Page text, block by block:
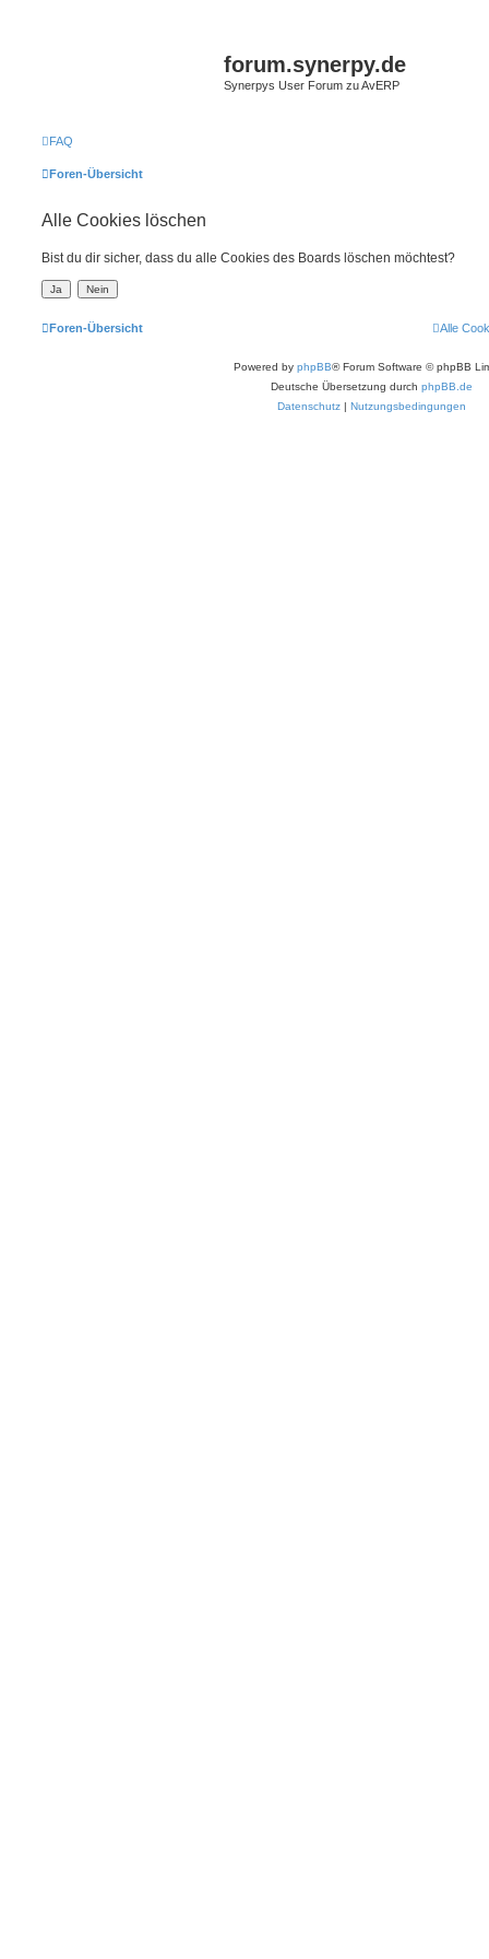
forum.synerpy.de
Synerpys User Forum zu AvERP
FAQ
Foren-Übersicht
Alle Cookies löschen
Bist du dir sicher, dass du alle Cookies des Boards löschen möchtest?
Foren-Übersicht Alle
Powered by phpBB® Forum Software © phpBB
Deutsche Übersetzung durch phpBB.de
Datenschutz | Nutzungsbedingungen